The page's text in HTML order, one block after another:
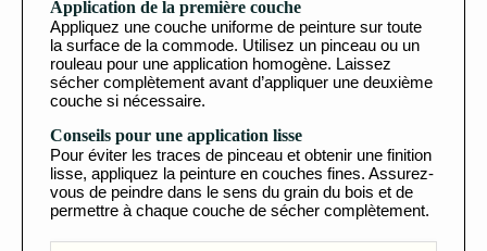
Application de la première couche
Appliquez une couche uniforme de peinture sur toute
la surface de la commode. Utilisez un pinceau ou un
rouleau pour une application homogène. Laissez
sécher complètement avant d’appliquer une deuxième
couche si nécessaire.
Conseils pour une application lisse
Pour éviter les traces de pinceau et obtenir une finition
lisse, appliquez la peinture en couches fines. Assurez-
vous de peindre dans le sens du grain du bois et de
permettre à chaque couche de sécher complètement.